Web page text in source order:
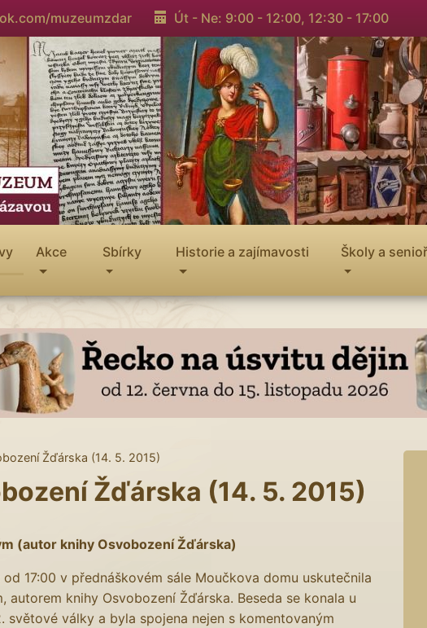
muzeumzdar Út - Ne: 9:00 - 12:00, 12:30 - 17:00
Akce Sbírky Historie a zajímavosti Školy a
Žďárska (14. 5. 2015)
Žďárska (14. 5. 2015)
(autor knihy Osvobození Žďárska)
17:00 v přednáškovém sále Moučkova domu uskutečnila
autorem knihy Osvobození Žďárska. Beseda se konala u
války a byla spojena nejen s komentovaným